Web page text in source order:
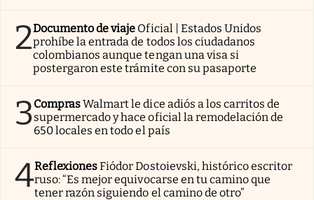
2Documento de viaje Oficial | Estados Unidos
prohíbe la entrada de todos los ciudadanos
colombianos aunque tengan una visa si
postergaron este trámite con su pasaporte
3ComprasWalmart le dice adiós a los carritos de
supermercado y hace oficial la remodelación de
650 locales en todo el país
4ReflexionesFiódor Dostoievski, histórico escritor
ruso: “Es mejor equivocarse en tu camino que
tener razón siguiendo el camino de otro”